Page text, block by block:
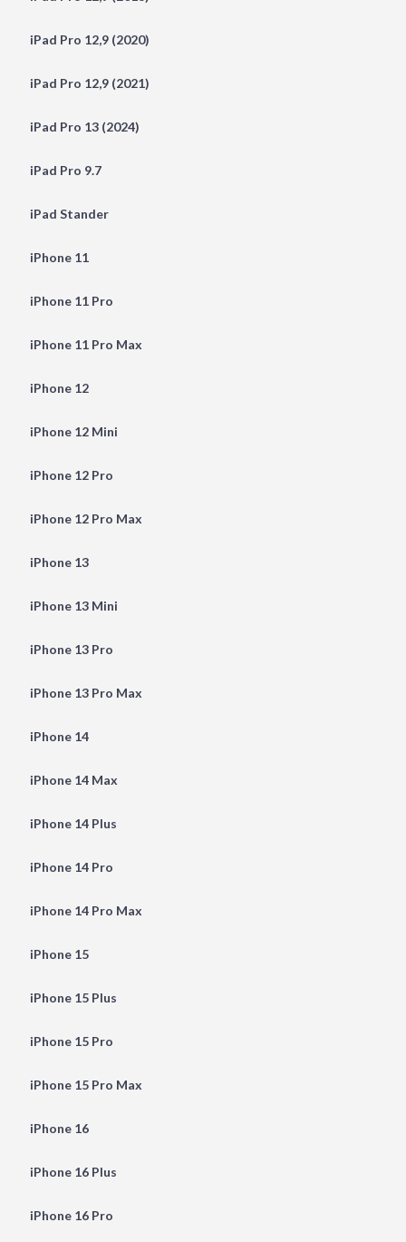
iPad Pro 12,9 (2020)
iPad Pro 12,9 (2021)
iPad Pro 13 (2024)
iPad Pro 9.7
iPad Stander
iPhone 11
iPhone 11 Pro
iPhone 11 Pro Max
iPhone 12
iPhone 12 Mini
iPhone 12 Pro
iPhone 12 Pro Max
iPhone 13
iPhone 13 Mini
iPhone 13 Pro
iPhone 13 Pro Max
iPhone 14
iPhone 14 Max
iPhone 14 Plus
iPhone 14 Pro
iPhone 14 Pro Max
iPhone 15
iPhone 15 Plus
iPhone 15 Pro
iPhone 15 Pro Max
iPhone 16
iPhone 16 Plus
iPhone 16 Pro